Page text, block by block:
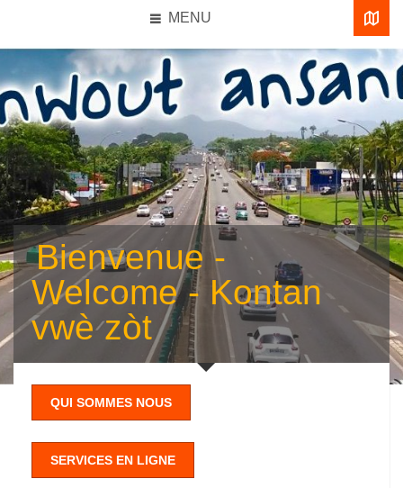
MENU
Bienvenue -
Welcome - Kontan
vwè zòt
QUI SOMMES NOUS
SERVICES EN LIGNE